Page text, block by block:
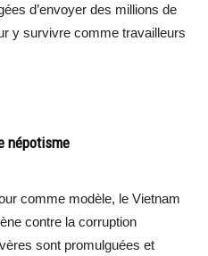
d’envoyer des millions de
y survivre comme travailleurs
népotisme
comme modèle, le Vietnam
contre la corruption
sont promulguées et